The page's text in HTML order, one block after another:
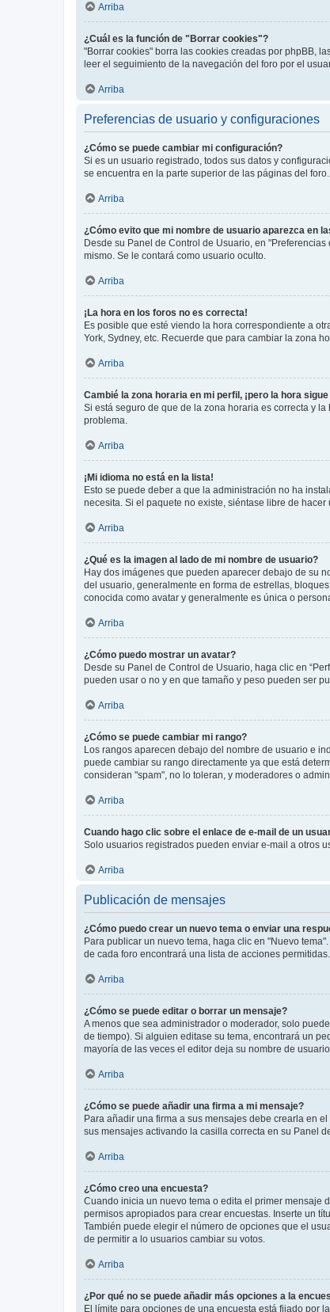
Arriba
¿Cuál es la función de "Borrar cookies"?
"Borrar cookies" borra las cookies creadas por phpBB,
leer el seguimiento de la navegación del foro por el
Arriba
Preferencias de usuario y configuraciones
¿Cómo se puede cambiar mi configuración?
Si es un usuario registrado, todos sus datos y
se encuentra en la parte superior de las páginas del
Arriba
¿Cómo evito que mi nombre de usuario aparezca en
Desde su Panel de Control de Usuario, en
mismo. Se le contará como usuario oculto.
Arriba
¡La hora en los foros no es correcta!
Es posible que esté viendo la hora correspondiente a
York, Sydney, etc. Recuerde que para cambiar la zona
Arriba
Cambié la zona horaria en mi perfil, ¡pero la hora
Si está seguro de que de la zona horaria es correcta y
problema.
Arriba
¡Mi idioma no está en la lista!
Esto se puede deber a que la administración no ha
necesita. Si el paquete no existe, siéntase libre de
Arriba
¿Qué es la imagen al lado de mi nombre de usuario?
Hay dos imágenes que pueden aparecer debajo de su
del usuario, generalmente en forma de estrellas,
conocida como avatar y generalmente es única o
Arriba
¿Cómo puedo mostrar un avatar?
Desde su Panel de Control de Usuario, haga clic en
pueden usar o no y en que tamaño y peso pueden ser
Arriba
¿Cómo se puede cambiar mi rango?
Los rangos aparecen debajo del nombre de usuario e
puede cambiar su rango directamente ya que está
consideran "spam", no lo toleran, y moderadores o
Arriba
Cuando hago clic sobre el enlace de e-mail de un
Solo usuarios registrados pueden enviar e-mail a otros
Arriba
Publicación de mensajes
¿Cómo puedo crear un nuevo tema o enviar una
Para publicar un nuevo tema, haga clic en "Nuevo
de cada foro encontrará una lista de acciones
Arriba
¿Cómo se puede editar o borrar un mensaje?
A menos que sea administrador o moderador, solo
de tiempo). Si alguien editase su tema, encontrará un
mayoría de las veces el editor deja su nombre de
Arriba
¿Cómo se puede añadir una firma a mi mensaje?
Para añadir una firma a sus mensajes debe crearla en
sus mensajes activando la casilla correcta en su Panel
Arriba
¿Cómo creo una encuesta?
Cuando inicia un nuevo tema o edita el primer mensaje
permisos apropiados para crear encuestas. Inserte un
También puede elegir el número de opciones que el
de permitir a lo usuarios cambiar su votos.
Arriba
¿Por qué no se puede añadir más opciones a la
El límite para opciones de una encuesta está fijado por